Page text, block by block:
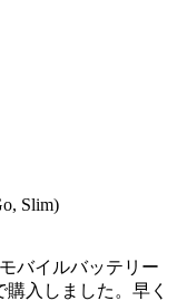
Slim)
バイルバッテリー
入しました。早く